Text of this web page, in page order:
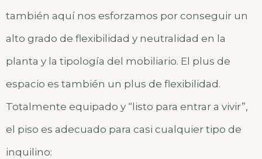
también aquí nos esforzamos por conseguir un
alto grado de flexibilidad y neutralidad en la
planta y la tipología del mobiliario. El plus de
espacio es también un plus de flexibilidad.
Totalmente equipado y “listo para entrar a vivir”,
el piso es adecuado para casi cualquier tipo de
inquilino: